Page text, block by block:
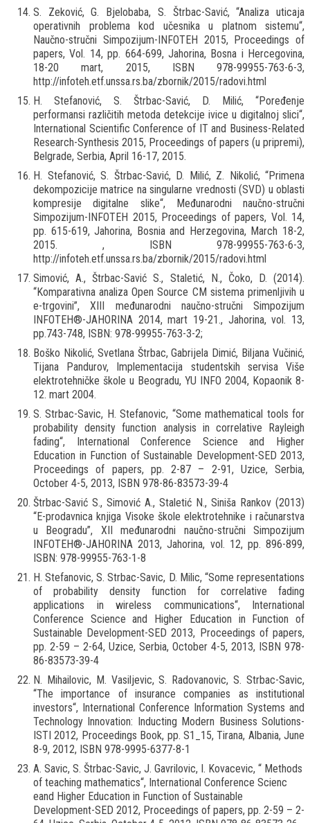
S. Zeković, G. Bjelobaba, S. Štrbac-Savić, “Analiza uticaja
operativnih problema kod učesnika u platnom sistemu“,
Naučno-stručni Simpozijum-INFOTEH 2015, Proceedings of
papers, Vol. 14, pp. 664-699, Jahorina, Bosna i Hercegovina,
18-20 mart, 2015, ISBN 978-99955-763-6-3,
http://infoteh.etf.unssa.rs.ba/zbornik/2015/radovi.html
H. Stefanović, S. Štrbac-Savić, D. Milić, “Poređenje
performansi različitih metoda detekcije ivice u digitalnoj slici“,
International Scientific Conference of IT and Business-Related
Research-Synthesis 2015, Proceedings of papers (u pripremi),
Belgrade, Serbia, April 16-17, 2015.
H. Stefanović, S. Štrbac-Savić, D. Milić, Z. Nikolić, “Primena
dekompozicije matrice na singularne vrednosti (SVD) u oblasti
kompresije digitalne slike“, Međunarodni naučno-stručni
Simpozijum-INFOTEH 2015, Proceedings of papers, Vol. 14,
pp. 615-619, Jahorina, Bosnia and Herzegovina, March 18-2,
2015. , ISBN 978-99955-763-6-3,
http://infoteh.etf.unssa.rs.ba/zbornik/2015/radovi.html
Simović, A., Štrbac-Savić S., Staletić, N., Čoko, D. (2014).
“Komparativna analiza Open Source CM sistema primenljivih u
e-trgovini”, XIII međunarodni naučno-stručni Simpozijum
INFOTEH®-JAHORINA 2014, mart 19-21., Jahorina, vol. 13,
pp.743-748, ISBN: 978-99955-763-3-2;
Boško Nikolić, Svetlana Štrbac, Gabrijela Dimić, Biljana Vučinić,
Tijana Pandurov, Implementacija studentskih servisa Više
elektrotehničke škole u Beogradu, YU INFO 2004, Kopaonik 8-
12. mart 2004.
S. Strbac-Savic, H. Stefanovic, “Some mathematical tools for
probability density function analysis in correlative Rayleigh
fading“, International Conference Science and Higher
Education in Function of Sustainable Development-SED 2013,
Proceedings of papers, pp. 2-87 – 2-91, Uzice, Serbia,
October 4-5, 2013, ISBN 978-86-83573-39-4
Štrbac-Savić S., Simović A., Staletić N., Siniša Rankov (2013)
“E-prodavnica knjiga Visoke škole elektrotehnike i računarstva
u Beogradu”, XII međunarodni naučno-stručni Simpozijum
INFOTEH®-JAHORINA 2013, Jahorina, vol. 12, pp. 896-899,
ISBN: 978-99955-763-1-8
H. Stefanovic, S. Strbac-Savic, D. Milic, “Some representations
of probability density function for correlative fading
applications in wireless communications“, International
Conference Science and Higher Education in Function of
Sustainable Development-SED 2013, Proceedings of papers,
pp. 2-59 – 2-64, Uzice, Serbia, October 4-5, 2013, ISBN 978-
86-83573-39-4
N. Mihailovic, M. Vasiljevic, S. Radovanovic, S. Strbac-Savic,
“The importance of insurance companies as institutional
investors“, International Conference Information Systems and
Technology Innovation: Inducting Modern Business Solutions-
ISTI 2012, Proceedings Book, pp. S1_15, Tirana, Albania, June
8-9, 2012, ISBN 978-9995-6377-8-1
A. Savic, S. Štrbac-Savic, J. Gavrilovic, I. Kovacevic, “ Methods
of teaching mathematics“, International Conference Scienc
eand Higher Education in Function of Sustainable
Development-SED 2012, Proceedings of papers, pp. 2-59 – 2-